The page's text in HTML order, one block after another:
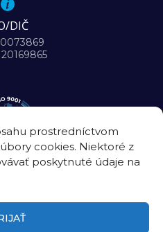
prostredníctvom
cookies. Niektoré z
poskytnuté údaje na
DIČ